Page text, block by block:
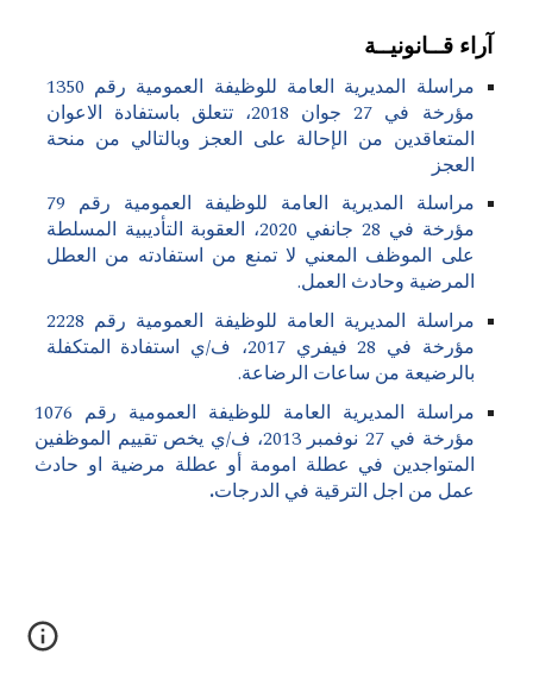
آراء قــانونيــة
مراسلة المديرية العامة للوظيفة العمومية رقم 1350
مؤرخة في 27 جوان 2018، تتعلق باستفادة الاعوان
المتعاقدين من الإحالة على العجز وبالتالي من منحة
العجز
مراسلة المديرية العامة للوظيفة العمومية رقم 79
مؤرخة في 28 جانفي 2020، العقوبة التأديبية المسلطة
على الموظف المعني لا تمنع من استفادته من العطل
المرضية وحادث العمل.
مراسلة المديرية العامة للوظيفة العمومية رقم 2228
مؤرخة في 28 فيفري 2017، ف/ي استفادة المتكفلة
بالرضيعة من ساعات الرضاعة.
مراسلة المديرية العامة للوظيفة العمومية رقم 1076
مؤرخة في 27 نوفمبر 2013، ف/ي يخص تقييم الموظفين
المتواجدين في عطلة امومة أو عطلة مرضية او حادث
عمل من اجل الترقية في الدرجات.